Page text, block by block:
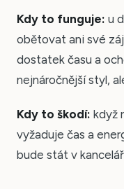
Kdy to funguje: u
obětovat ani své
dostatek času a
nejnáročnější styl,
Kdy to škodí: když
vyžaduje čas a
bude stát v